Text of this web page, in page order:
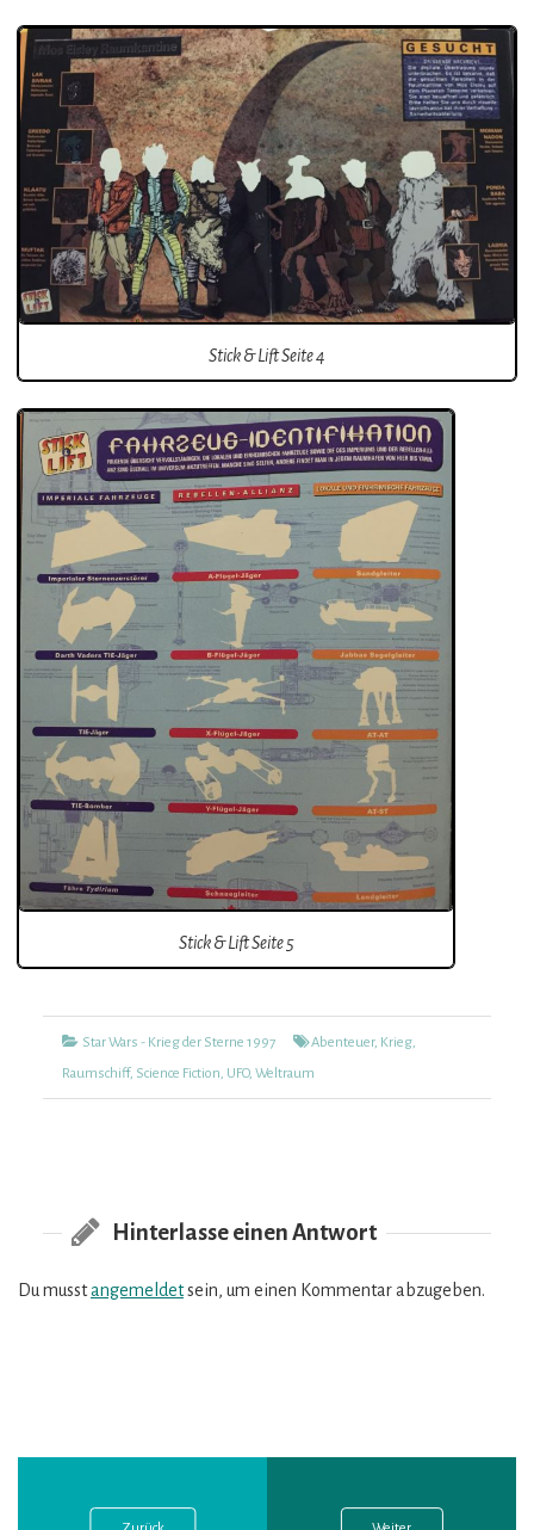
Stick & Lift Seite 4
Stick & Lift Seite 5
Kategorien
Star Wars - Krieg der Sterne 1997 TagsAbenteuer, Krieg,
Raumschiff, Science Fiction, UFO, Weltraum
Hinterlasse einen Antwort
Du musstangemeldetsein, um einen Kommentar abzugeben.